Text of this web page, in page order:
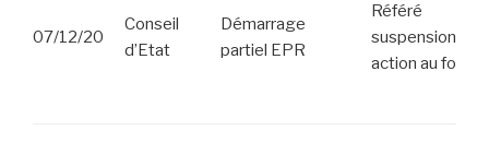
07/12/20
Conseil
d’Etat
Démarrage
partiel EPR
Référé
suspension et
action au fond